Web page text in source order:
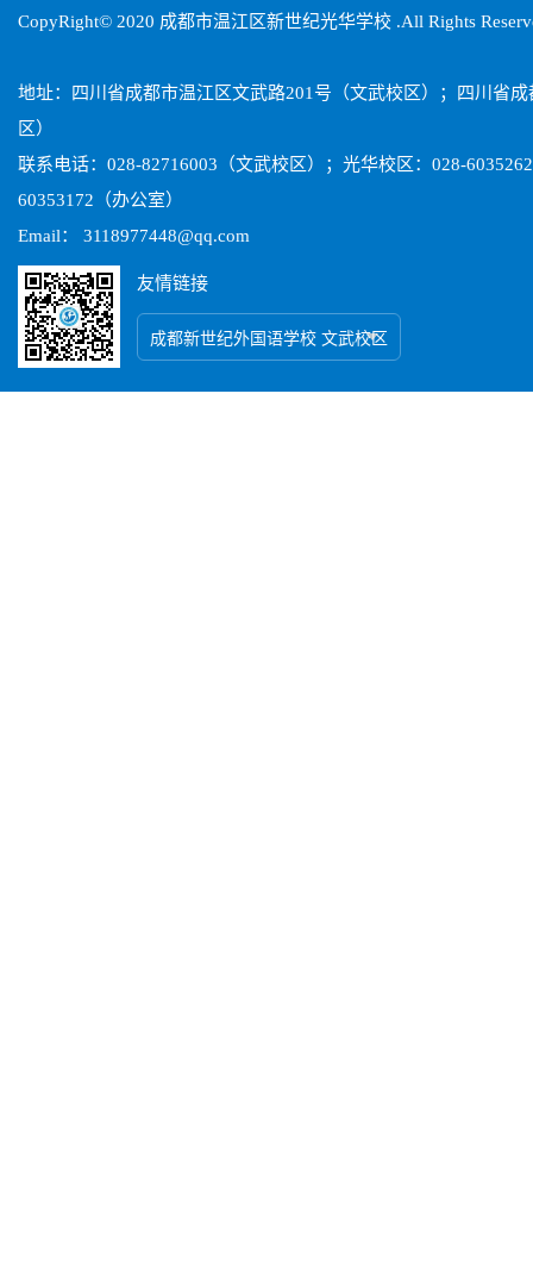
CopyRight© 2020 成都市温江区新世纪光华学校 .All Rights
地址：四川省成都市温江区文武路201号（文武校区）；四川省
区）
联系电话：028-82716003（文武校区）；光华校区：028-
60353172（办公室）
Email： 3118977448@qq.com
友情链接